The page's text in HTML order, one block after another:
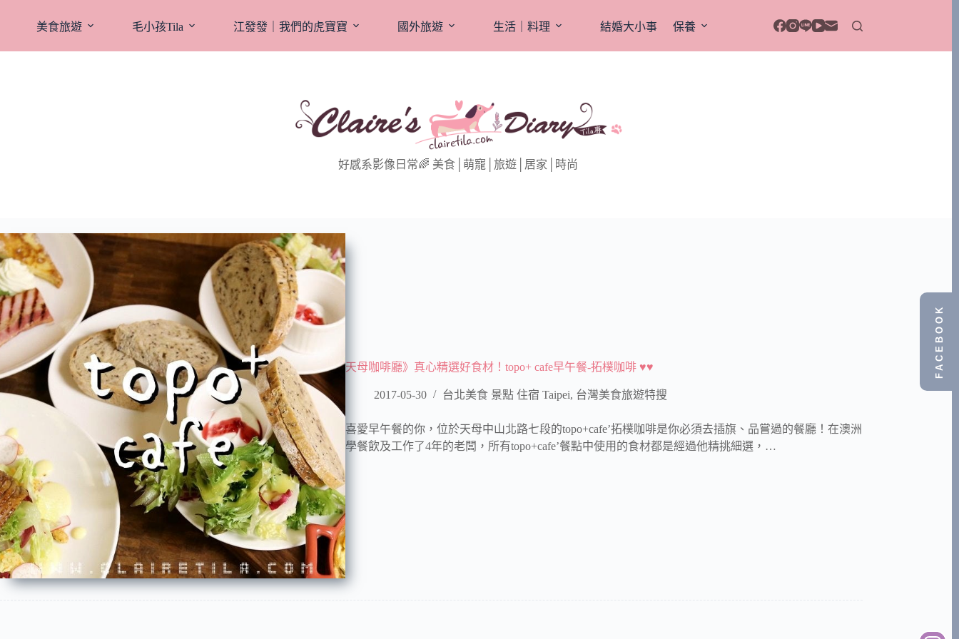
美食旅遊 毛小孩Tila 江發發｜我們的虎寶寶 國外旅遊 生活｜料理 結婚大小事 保養
好感系影像日常🌈 美食│萌寵│旅遊│居家│時尚
天母咖啡廳》真心精選好食材！topo+ cafe早午餐-拓樸咖啡 ♥♥
2017-05-30 台北美食 景點 住宿 Taipei, 台灣美食旅遊特搜
喜愛早午餐的你，位於天母中山北路七段的topo+cafe’拓樸咖啡是你必須去插旗、品嘗過的餐廳！在澳洲
學餐飲及工作了4年的老闆，所有topo+cafe’餐點中使用的食材都是經過他精挑細選，…
FACEBOOK